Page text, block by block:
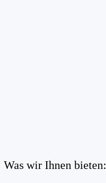
Was wir Ihnen bieten: